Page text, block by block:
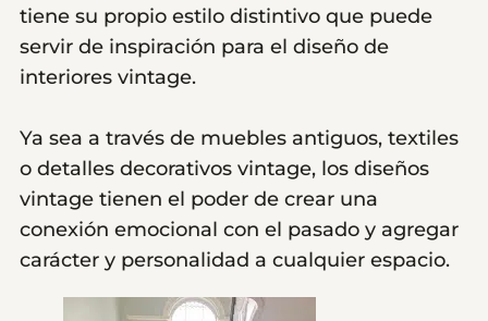
tiene su propio estilo distintivo que puede
servir de inspiración para el diseño de
interiores vintage.
Ya sea a través de muebles antiguos, textiles
o detalles decorativos vintage, los diseños
vintage tienen el poder de crear una
conexión emocional con el pasado y agregar
carácter y personalidad a cualquier espacio.